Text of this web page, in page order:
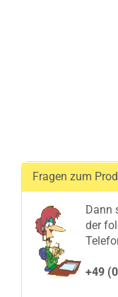
Fragen zum
Dann
der
+49